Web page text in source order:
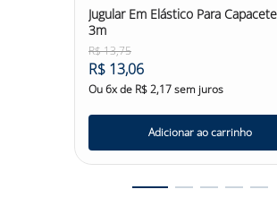
Jugular Em Elástico Para
3m
R$13,75
R$ 13,06
Ou6x de R$2,17sem juros
Adicionar ao carrinho